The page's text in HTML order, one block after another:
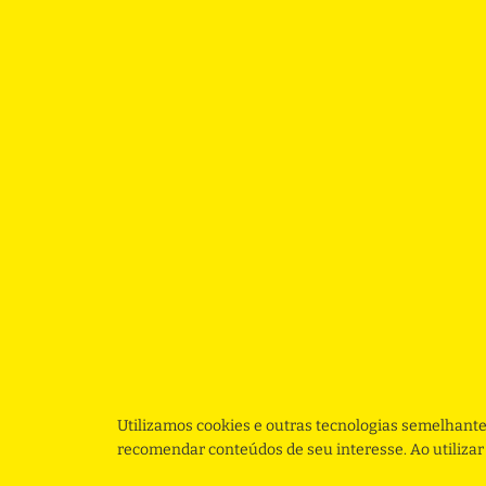
Utilizamos cookies e outras tecnologias
recomendar conteúdos de seu interesse. Ao